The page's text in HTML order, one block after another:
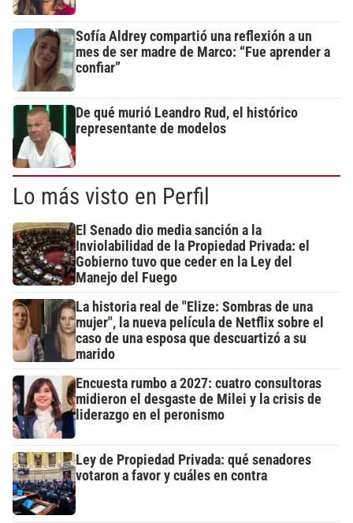
Sofía Aldrey compartió una reflexión a un
mes de ser madre de Marco: “Fue aprender a
confiar”
De qué murió Leandro Rud, el histórico
representante de modelos
Lo más visto en Perfil
El Senado dio media sanción a la
Inviolabilidad de la Propiedad Privada: el
Gobierno tuvo que ceder en la Ley del
Manejo del Fuego
La historia real de "Elize: Sombras de una
mujer", la nueva película de Netflix sobre el
caso de una esposa que descuartizó a su
marido
Encuesta rumbo a 2027: cuatro consultoras
midieron el desgaste de Milei y la crisis de
liderazgo en el peronismo
Ley de Propiedad Privada: qué senadores
votaron a favor y cuáles en contra